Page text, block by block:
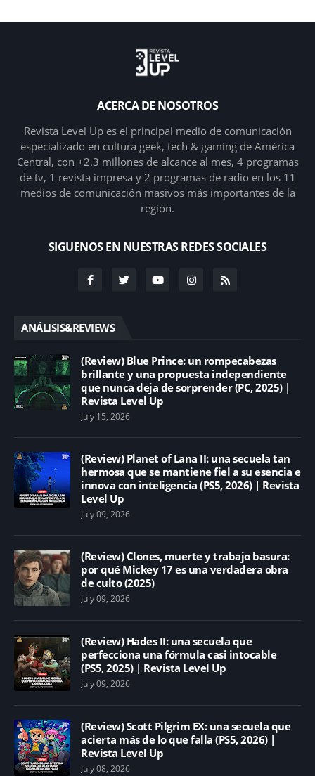
ACERCA DE NOSOTROS
Revista Level Up es el principal medio de comunicación
especializado en cultura geek, tech & gaming de América
Central, con +2.3 millones de alcance al mes, 4 programas
de tv, 1 revista impresa y 2 programas de radio en los 11
medios de comunicación masivos más importantes de la
región.
SIGUENOS EN NUESTRAS REDES SOCIALES
ANÁLISIS&REVIEWS
(Review) Blue Prince: un rompecabezas
brillante y una propuesta independiente
que nunca deja de sorprender (PC, 2025) |
Revista Level Up
July 15, 2026
(Review) Planet of Lana II: una secuela tan
hermosa que se mantiene fiel a su esencia e
innova con inteligencia (PS5, 2026) | Revista
Level Up
July 09, 2026
(Review) Clones, muerte y trabajo basura:
por qué Mickey 17 es una verdadera obra
de culto (2025)
July 09, 2026
(Review) Hades II: una secuela que
perfecciona una fórmula casi intocable
(PS5, 2025) | Revista Level Up
July 09, 2026
(Review) Scott Pilgrim EX: una secuela que
acierta más de lo que falla (PS5, 2026) |
Revista Level Up
July 08, 2026